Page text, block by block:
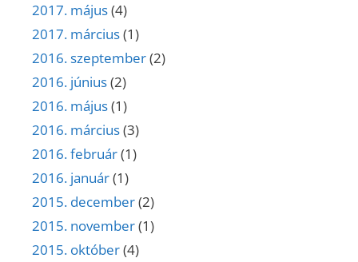
2017. május(4)
2017. március(1)
2016. szeptember(2)
2016. június(2)
2016. május(1)
2016. március(3)
2016. február(1)
2016. január(1)
2015. december(2)
2015. november(1)
2015. október(4)